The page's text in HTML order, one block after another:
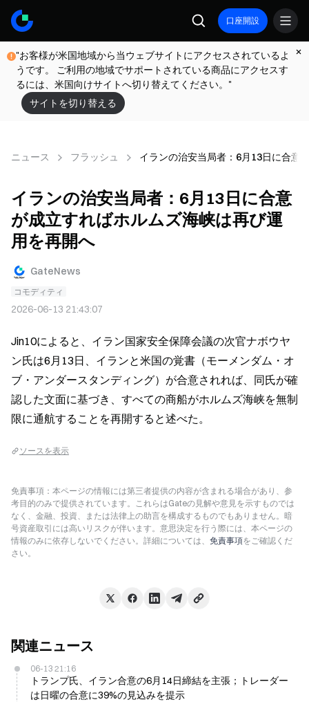
口座開設
"お客様が米国地域から当ウェブサイトにアクセスされているよ
うです。 ご利用の地域でサポートされている商品にアクセスす
るには、米国向けサイトへ切り替えてください。"
サイトを切り替える
ニュース フラッシュ イランの治安当局者：6月13日に合意
イランの治安当局者：6月13日に合意
が成立すればホルムズ海峡は再び運
用を再開へ
GateNews
コモディティ
2026-06-13 21:43:07
Jin10によると、イラン国家安全保障会議の次官ナボウヤ
ン氏は6月13日、イランと米国の覚書（モーメンダム・オ
ブ・アンダースタンディング）が合意されれば、同氏が確
認した文面に基づき、すべての商船がホルムズ海峡を無制
限に通航することを再開すると述べた。
ソースを表示
免責事項：本ページの情報には第三者提供の内容が含まれる場合があり、参
考目的のみで提供されています。これらはGateの見解や意見を示すものでは
なく、金融、投資、または法律上の助言を構成するものでもありません。暗
号資産取引には高いリスクが伴います。意思決定を行う際には、本ページの
情報のみに依存しないでください。詳細については、 免責事項をご確認くだ
さい。
関連ニュース
06-13 21:16
トランプ氏、イラン合意の6月14日締結を主張；トレーダー
は日曜の合意に39%の見込みを提示